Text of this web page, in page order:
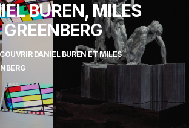
BUREN, MILES
GREENBERG
DANIEL BUREN ET MILES